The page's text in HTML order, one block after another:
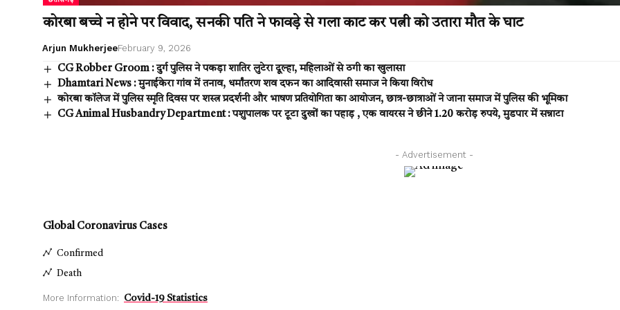
कोरबा बच्चे न होने पर विवाद, सनकी पति ने फावड़े से गला काट कर पत्नी को उतारा मौत के घाट
Arjun MukherjeeFebruary 9, 2026
CG Robber Groom : दुर्ग पुलिस ने पकड़ा शातिर लुटेरा दूल्हा, महिलाओं से ठगी का खुलासा
Dhamtari News : मुनाईकेरा गांव में तनाव, धर्मांतरण शव दफन का आदिवासी समाज ने किया विरोध
कोरबा कॉलेज में पुलिस स्मृति दिवस पर शस्त्र प्रदर्शनी और भाषण प्रतियोगिता का आयोजन, छात्र-छात्राओं ने जाना समाज में पुलिस की भूमिका
CG Animal Husbandry Department : पशुपालक पर टूटा दुखों का पहाड़ , एक वायरस ने छीने 1.20 करोड़ रुपये, मुडपार में सन्नाटा
- Advertisement -
Global Coronavirus Cases
Confirmed
Death
More Information: Covid-19 Statistics